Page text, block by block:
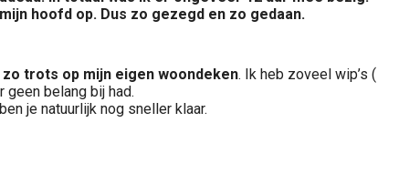
hoofd op. Dus zo gezegd en zo gedaan.
zo trots op mijn eigen woondeken. Ik heb zoveel wip’s (
belang bij had.
je natuurlijk nog sneller klaar.